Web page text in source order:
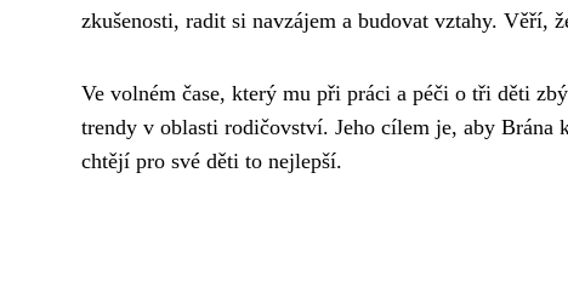
zkušenosti, radit si navzájem a budovat vztahy. Věří,
Ve volném čase, který mu při práci a péči o tři děti
trendy v oblasti rodičovství. Jeho cílem je, aby Brána
chtějí pro své děti to nejlepší.